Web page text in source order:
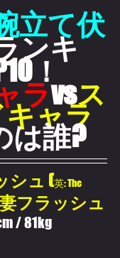
立て伏
ンキ
！
ラvsス
ャラ
は誰?
シュ (英: The
フラッシュ
/ 81kg